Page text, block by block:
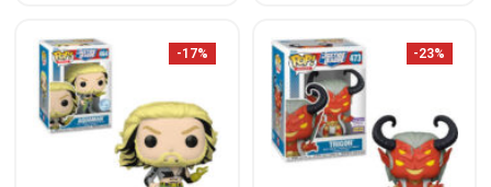
-17% -23%